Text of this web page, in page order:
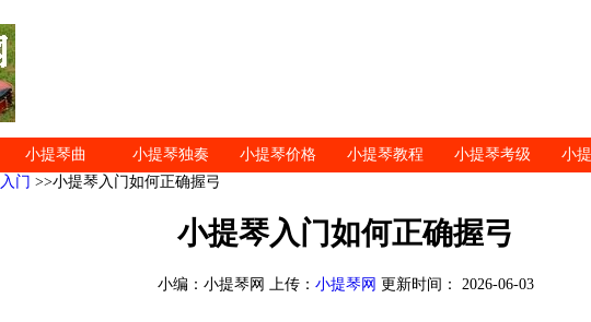
小提琴曲 小提琴独奏 小提琴价格 小提琴教程 小提琴考级 小
门 >>小提琴入门如何正确握弓
小提琴入门如何正确握弓
小编：小提琴网 上传： 小提琴网 更新时间： 2026-06-03